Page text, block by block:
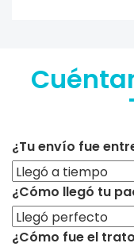
¿Tu envío fue
¿Cómo llegó tu
¿Cómo fue el